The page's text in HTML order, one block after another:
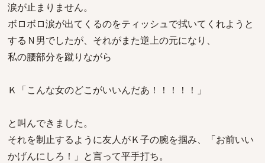
涙が止まりません。
ボロボロ涙が出てくるのをティッシュで拭いてくれようと
するＮ男でしたが、それがまた逆上の元になり、
私の腰部分を蹴りながら
Ｋ「こんな女のどこがいいんだあ！！！！！」
と叫んできました。
それを制止するように友人がＫ子の腕を掴み、「お前いい
かげんにしろ！」と言って平手打ち。